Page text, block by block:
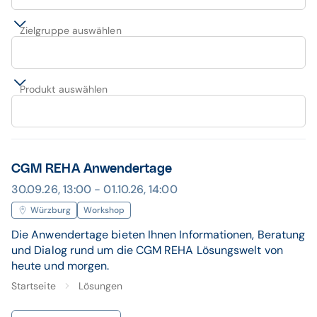
Zielgruppe auswählen
Produkt auswählen
CGM REHA Anwendertage
30.09.26, 13:00 - 01.10.26, 14:00
Würzburg Workshop
Die Anwendertage bieten Ihnen Informationen, Beratung
und Dialog rund um die CGM REHA Lösungswelt von
heute und morgen.
Startseite Lösungen